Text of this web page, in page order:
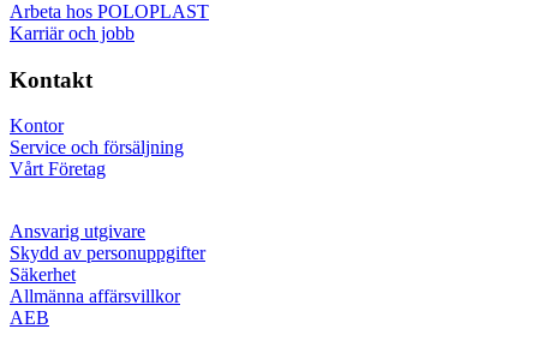
Arbeta hos POLOPLAST
Karriär och jobb
Kontakt
Kontor
Service och försäljning
Vårt Företag
Ansvarig utgivare
Skydd av personuppgifter
Säkerhet
Allmänna affärsvillkor
AEB